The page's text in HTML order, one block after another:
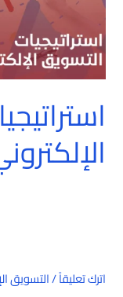
اترك تعليقاً/التسويق